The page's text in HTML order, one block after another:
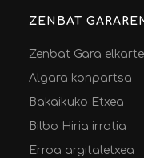
ZENBAT
Zenbat Gara
Algara konpartsa
Bakaikuko Etxea
Bilbo Hiria irratia
Erroa argitaletxea